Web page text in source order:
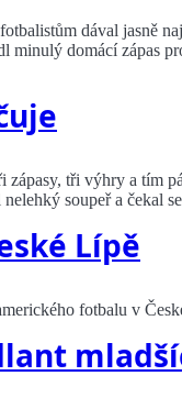
dával jasně
minulý domácí zápas
tři výhry a tím
soupeř a čekal
Lípě
fotbalu v